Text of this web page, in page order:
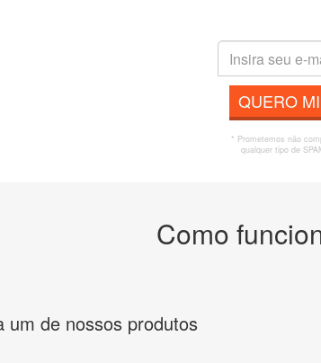
QUERO
* Prometemos não
qualquer tipo de
Como
um de nossos produtos